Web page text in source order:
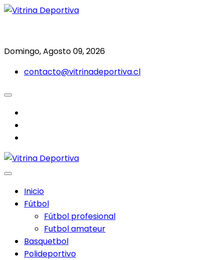
Saltar
Domingo, Agosto 09, 2026
contacto@vitrinadeportiva.cl
Inicio
Fútbol
Fútbol profesional
Futbol amateur
Basquetbol
Polideportivo